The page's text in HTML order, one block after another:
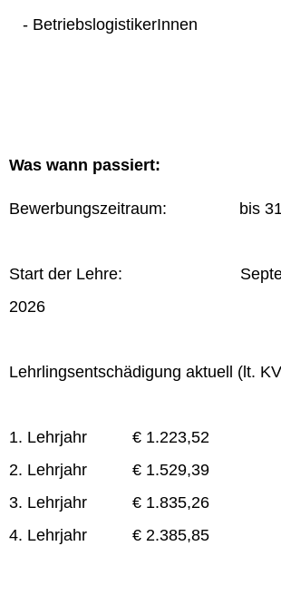
- BetriebslogistikerInnen
Was wann passiert:
Bewerbungszeitraum: bis 31.
Start der Lehre:
2026
Lehrlingsentschädigung aktuell (lt.
1. Lehrjahr € 1.223,52
2. Lehrjahr € 1.529,39
3. Lehrjahr € 1.835,26
4. Lehrjahr € 2.385,85